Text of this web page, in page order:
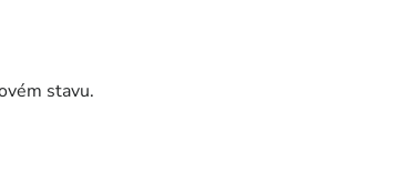
stavu.